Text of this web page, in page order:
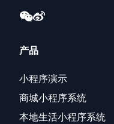
产品
小程序演示
商城小程序系统
本地生活小程序系统